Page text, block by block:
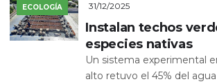
ECOLOGÍA 31/12/2025
Instalan techos
especies nativas
Un sistema experimental
alto retuvo el 45% del